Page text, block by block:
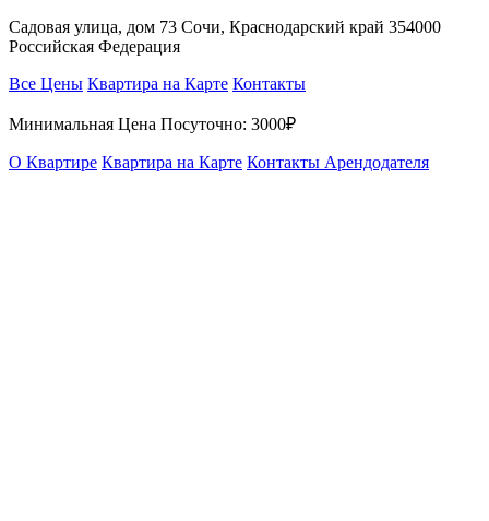
Садовая улица, дом 73 Сочи, Краснодарский край 354000
Российская Федерация
Все Цены Квартира на Карте Контакты
Минимальная Цена Посуточно: 3000₽
О Квартире Квартира на Карте Контакты Арендодателя